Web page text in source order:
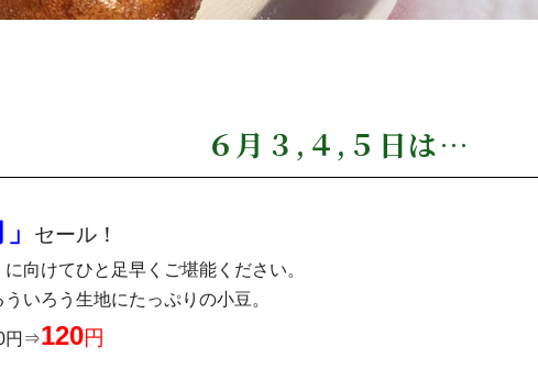
６月３,４,５日は…
セール！
向けてひと足早くご堪能ください。
いろう生地にたっぷりの小豆。
円⇒120円